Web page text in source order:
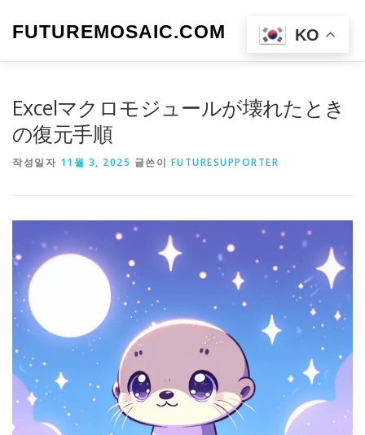
FUTUREMOSAIC.COM 메뉴
Excelマクロモジュールが壊れたとき
の復元手順
작성일자 11월 3, 2025 글쓴이 FUTURESUPPORTER
KO